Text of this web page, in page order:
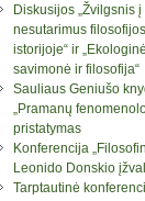
Diskusijos „Žvilgsnis į
nesutarimus filosofijos
istorijoje“ ir „Ekologinė
savimonė ir filosofija“
Sauliaus Geniušo
„Pramanų
pristatymas
Konferencija
Leonido Donskio
Tarptautinė